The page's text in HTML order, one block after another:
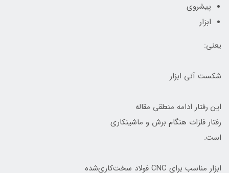
پیشروی
ابزار
یعنی:
شکست آنی ابزار
این رفتار ادامه منطقی مقاله
رفتار فلزات هنگام برش و ماشینکاری
است.
ابزار مناسب برای CNC فولاد سخت‌کاری‌شده